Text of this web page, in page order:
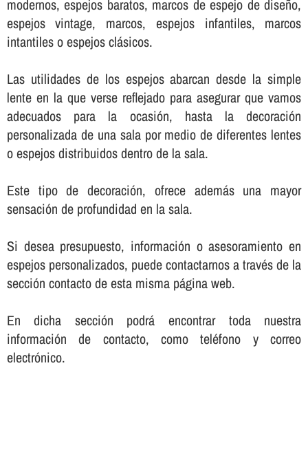
modernos, espejos baratos, marcos de espejo de diseño,
espejos vintage, marcos, espejos infantiles, marcos
intantiles o espejos clásicos.
Las utilidades de los espejos abarcan desde la simple
lente en la que verse reflejado para asegurar que vamos
adecuados para la ocasión, hasta la decoración
personalizada de una sala por medio de diferentes lentes
o espejos distribuidos dentro de la sala.
Este tipo de decoración, ofrece además una mayor
sensación de profundidad en la sala.
Si desea presupuesto, información o asesoramiento en
espejos personalizados, puede contactarnos a través de la
sección contacto de esta misma página web.
En dicha sección podrá encontrar toda nuestra
información de contacto, como teléfono y correo
electrónico.